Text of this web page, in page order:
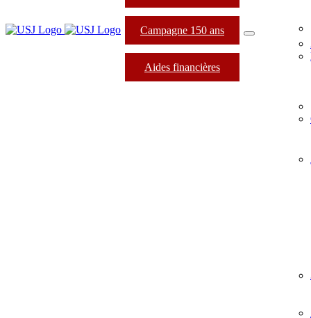
Campagne 150 ans
Aides financières